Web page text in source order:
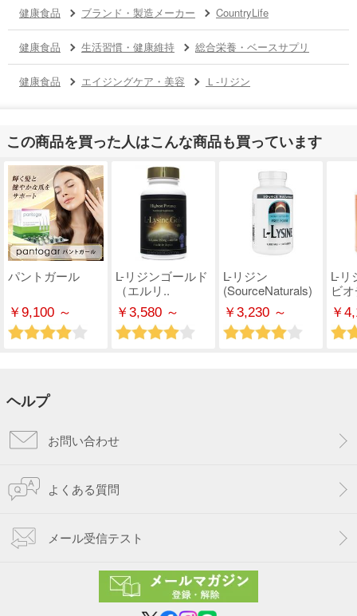
健康食品 ブランド・製造メーカー CountryLife
健康食品 生活習慣・健康維持 総合栄養・ベースサプリ
健康食品 エイジングケア・美容 Ｌ-リジン
この商品を買った人はこんな商品も買っています
パントガール
￥9,100 ～
L-リジンゴールド
（エルリ..
￥3,580 ～
L-リジン
(SourceNaturals)
￥3,230 ～
L-リ
ビ
￥
ヘルプ
お問い合わせ
よくある質問
メール受信テスト